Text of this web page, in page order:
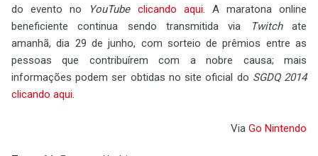
do evento no
YouTube clicando aqui. A maratona online
beneficiente continua sendo transmitida via
Twitchate
amanhã, dia 29 de junho, com sorteio de prêmios entre as
pessoas que contribuírem com a nobre causa; mais
informações podem ser obtidas no site oficial do SGDQ 2014
clicando aqui.
Via Go Nintendo